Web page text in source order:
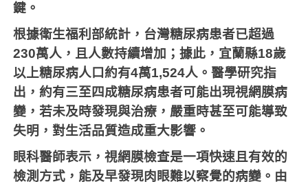
鍵。
根據衛生福利部統計，台灣糖尿病患者已超過
230萬人，且人數持續增加；據此，宜蘭縣18歲
以上糖尿病人口約有4萬1,524人。醫學研究指
出，約有三至四成糖尿病患者可能出現視網膜病
變，若未及時發現與治療，嚴重時甚至可能導致
失明，對生活品質造成重大影響。
眼科醫師表示，視網膜檢查是一項快速且有效的
檢測方式，能及早發現肉眼難以察覺的病變。由